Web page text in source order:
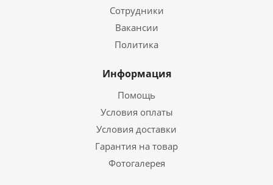
Сотрудники
Вакансии
Политика
Информация
Помощь
Условия оплаты
Условия доставки
Гарантия на товар
Фотогалерея